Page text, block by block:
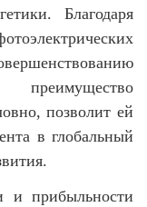
Благодаря
позволит ей
в глобальный
и прибыльности